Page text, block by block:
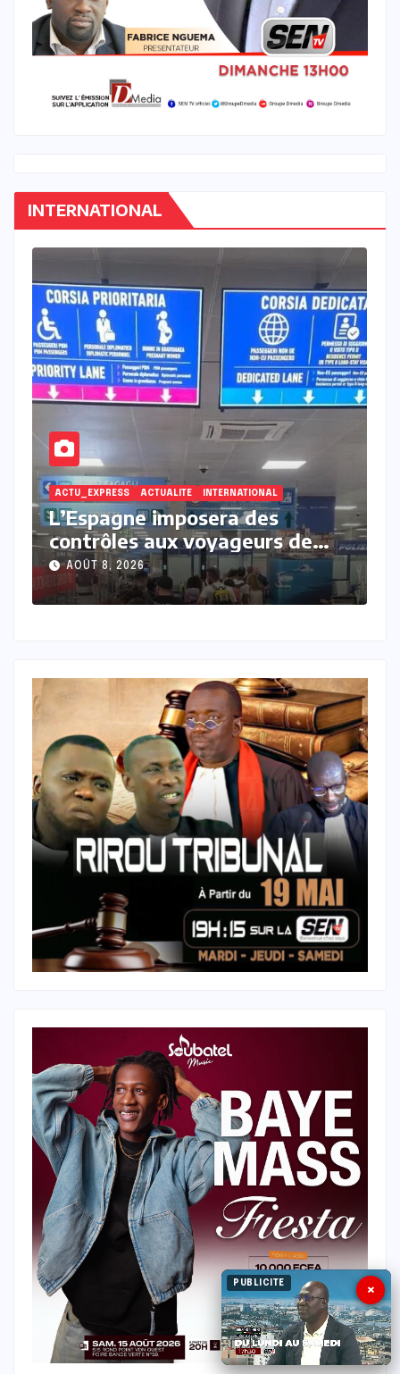
INTERNATIONAL
à
ACTU_EXPRESS INTERNATIONAL
Amnesty France demande une
enquête pour crime de guerre
après une frappe israélienne
ayant tué une journaliste au
Liban
AOÛT 7, 2026
×
PUBLICITE